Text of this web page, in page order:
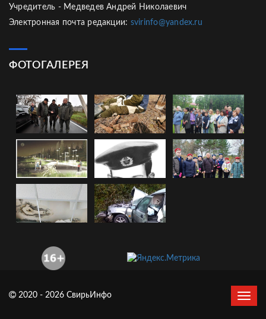
Учредитель - Медведев Андрей Николаевич
Электронная почта редакции: svirinfo@yandex.ru
ФОТОГАЛЕРЕЯ
2020 - 2026 СвирьИнфо